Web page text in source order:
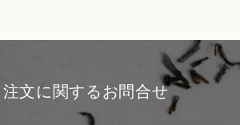
文に関するお問合せ